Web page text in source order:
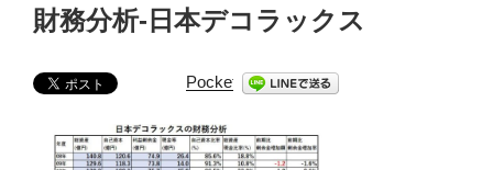
財務分析-日本デコラックス
Pocket